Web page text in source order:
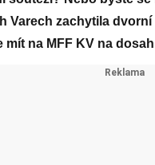
Varech zachytila
na MFF KV na